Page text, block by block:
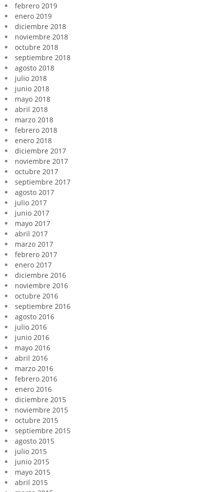
febrero 2019
enero 2019
diciembre 2018
noviembre 2018
octubre 2018
septiembre 2018
agosto 2018
julio 2018
junio 2018
mayo 2018
abril 2018
marzo 2018
febrero 2018
enero 2018
diciembre 2017
noviembre 2017
octubre 2017
septiembre 2017
agosto 2017
julio 2017
junio 2017
mayo 2017
abril 2017
marzo 2017
febrero 2017
enero 2017
diciembre 2016
noviembre 2016
octubre 2016
septiembre 2016
agosto 2016
julio 2016
junio 2016
mayo 2016
abril 2016
marzo 2016
febrero 2016
enero 2016
diciembre 2015
noviembre 2015
octubre 2015
septiembre 2015
agosto 2015
julio 2015
junio 2015
mayo 2015
abril 2015